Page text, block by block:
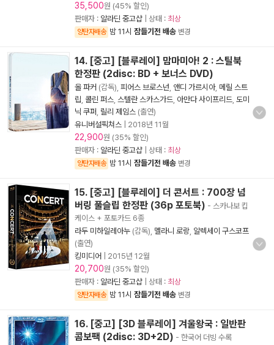
35,500원 (45% 할인)
판매자 : 알라딘 중고샵 | 상태 : 최상
양탄자배송 밤 11시 잠들기전 배송 변경
14. [중고] [블루레이] 맘마미아! 2 : 스틸북
한정판 (2disc: BD + 보너스 DVD)
올 파커 (감독), 피어스 브로스넌 앤디 가르시아, 메릴 스트
립 콜린 퍼스 스텔란 스카스가드 아만다 사이프리드 도미
닉 쿠퍼 릴리 제임스 (출연)
유니버설픽쳐스
2018년 11월
22,900원 (35% 할인)
판매자 : 알라딘 중고샵 | 상태 : 최상
양탄자배송 밤 11시 잠들기전 배송 변경
15. [중고] [블루레이] 더 콘서트 : 700장 넘
버링 풀슬립 한정판 (36p 포토북) - 스카나보 킵
케이스 + 포토카드 6종
라두 미하일레아누 (감독), 멜라니 로랑 알렉세이 구스코프
(출연)
킹미디어
2015년 12월
20,700원 (35% 할인)
판매자 : 알라딘 중고샵 | 상태 : 최상
양탄자배송 밤 11시 잠들기전 배송 변경
16. [중고] [3D 블루레이] 겨울왕국 : 일반판
콤보팩 (2disc: 3D+2D) - 한국어 더빙 수록